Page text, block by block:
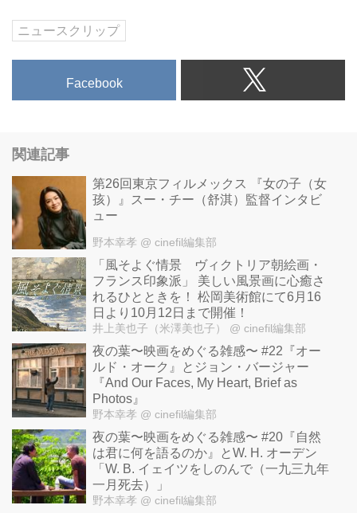
ニュースクリップ
Facebook
関連記事
第26回東京フィルメックス 『女の子（女
孩）』スー・チー（舒淇）監督インタビ
ュー
野本幸孝 @ cinefil編集部
「風そよぐ情景 ヴィクトリア朝絵画・
フランス印象派」 美しい風景画に心癒さ
れるひとときを！ 松岡美術館にて6月16
日より10月12日まで開催！
井上美也子（米澤美也子） @ cinefil編集部
夜の葉〜映画をめぐる雑感〜 #22『オー
ルド・オーク』とジョン・バージャー
『And Our Faces, My Heart, Brief as
Photos』
野本幸孝 @ cinefil編集部
夜の葉〜映画をめぐる雑感〜 #20『自然
は君に何を語るのか』とW. H. オーデン
「W. B. イェイツをしのんで（一九三九年
一月死去）」
野本幸孝 @ cinefil編集部